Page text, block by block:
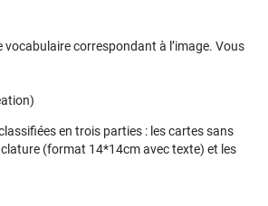
vocabulaire correspondant à l’image. Vous
en trois parties : les cartes sans
(format 14*14cm avec texte) et les